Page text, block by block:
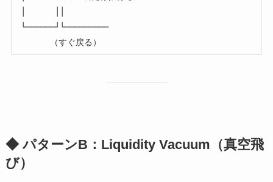
◆ パターンB：Liquidity Vacuum（真空飛
び）